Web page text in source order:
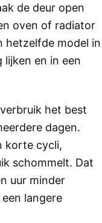
de deur open
oven of radiator
hetzelfde model in
lijken en in een
het best
dagen.
korte cycli,
schommelt. Dat
uur minder
langere